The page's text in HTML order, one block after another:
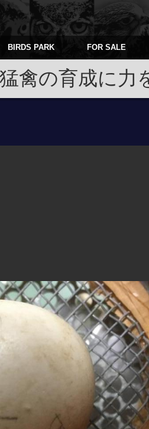
BIRDS PARK FOR SALE
禽の育成に力